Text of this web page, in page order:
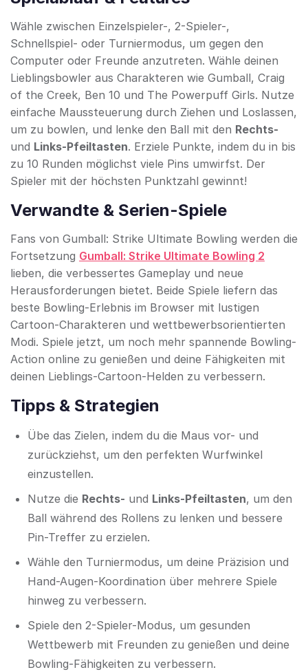
Wähle zwischen Einzelspieler-, 2-Spieler-,
Schnellspiel- oder Turniermodus, um gegen den
Computer oder Freunde anzutreten. Wähle deinen
Lieblingsbowler aus Charakteren wie Gumball, Craig
of the Creek, Ben 10 und The Powerpuff Girls. Nutze
einfache Maussteuerung durch Ziehen und Loslassen,
um zu bowlen, und lenke den Ball mit den Rechts-
und Links-Pfeiltasten. Erziele Punkte, indem du in bis
zu 10 Runden möglichst viele Pins umwirfst. Der
Spieler mit der höchsten Punktzahl gewinnt!
Verwandte & Serien-Spiele
Fans von Gumball: Strike Ultimate Bowling werden die
Fortsetzung Gumball: Strike Ultimate Bowling 2
lieben, die verbessertes Gameplay und neue
Herausforderungen bietet. Beide Spiele liefern das
beste Bowling-Erlebnis im Browser mit lustigen
Cartoon-Charakteren und wettbewerbsorientierten
Modi. Spiele jetzt, um noch mehr spannende Bowling-
Action online zu genießen und deine Fähigkeiten mit
deinen Lieblings-Cartoon-Helden zu verbessern.
Tipps & Strategien
Übe das Zielen, indem du die Maus vor- und
zurückziehst, um den perfekten Wurfwinkel
einzustellen.
Nutze die Rechts- und Links-Pfeiltasten, um den
Ball während des Rollens zu lenken und bessere
Pin-Treffer zu erzielen.
Wähle den Turniermodus, um deine Präzision und
Hand-Augen-Koordination über mehrere Spiele
hinweg zu verbessern.
Spiele den 2-Spieler-Modus, um gesunden
Wettbewerb mit Freunden zu genießen und deine
Bowling-Fähigkeiten zu verbessern.